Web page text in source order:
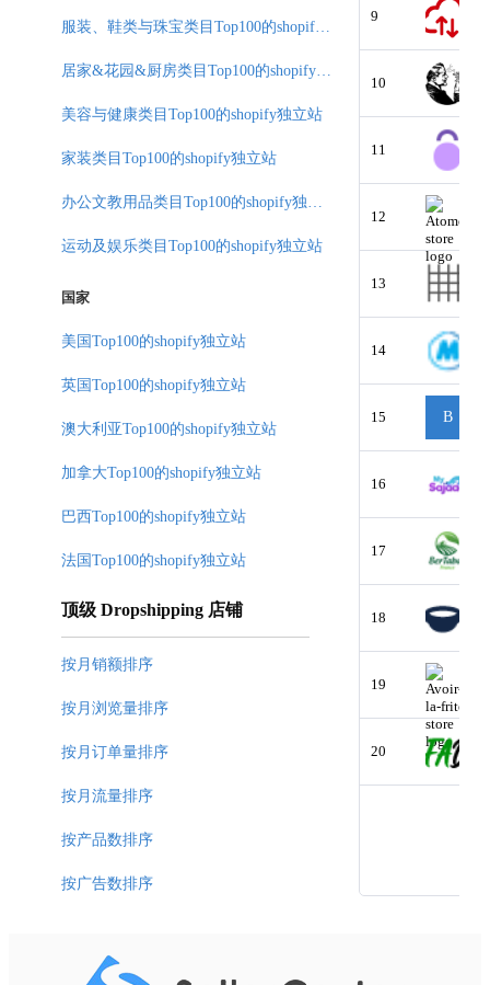
9
10
11
12
13
14
15 B
16
17
18
19
20
美容与健康类目Top100的shopify独立站
家装类目Top100的shopify独立站
运动及娱乐类目Top100的shopify独立站
国家
美国Top100的shopify独立站
英国Top100的shopify独立站
澳大利亚Top100的shopify独立站
加拿大Top100的shopify独立站
巴西Top100的shopify独立站
法国Top100的shopify独立站
顶级 Dropshipping 店铺
按月销额排序
按月浏览量排序
按月订单量排序
按月流量排序
按产品数排序
按广告数排序